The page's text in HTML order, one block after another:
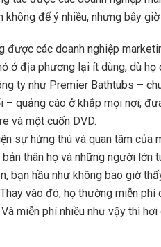
không để ý nhiều, nhưng bây
được các doanh nghiệp
ở địa phương lại ít dùng, dù
ty như Premier Bathtubs –
– quảng cáo ở khắp mọi nơi,
và một cuốn DVD.
sự hứng thú và quan tâm của
bản thân họ và những người lớn
bạn hầu như không bao giờ
vào đó, họ thường miễn
miễn phí nhiều như vậy thì hơi